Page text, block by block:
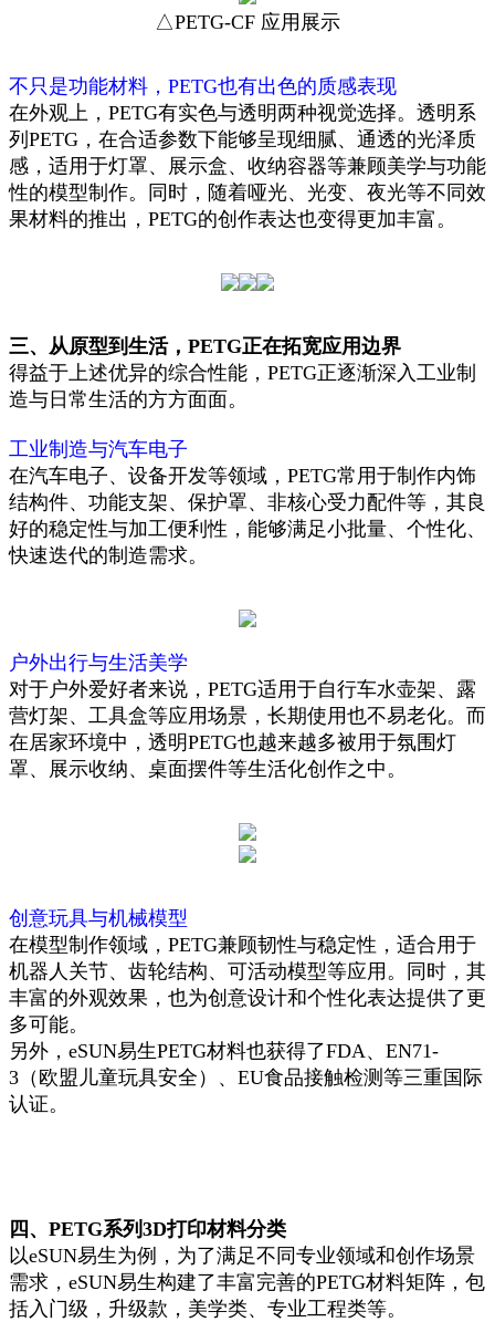
△PETG-CF 应用展示
不只是功能材料，PETG也有出色的质感表现
在外观上，PETG有实色与透明两种视觉选择。透明系
列PETG，在合适参数下能够呈现细腻、通透的光泽质
感，适用于灯罩、展示盒、收纳容器等兼顾美学与功能
性的模型制作。同时，随着哑光、光变、夜光等不同效
果材料的推出，PETG的创作表达也变得更加丰富。
三、从原型到生活，PETG正在拓宽应用边界
得益于上述优异的综合性能，PETG正逐渐深入工业制
造与日常生活的方方面面。
工业制造与汽车电子
在汽车电子、设备开发等领域，PETG常用于制作内饰
结构件、功能支架、保护罩、非核心受力配件等，其良
好的稳定性与加工便利性，能够满足小批量、个性化、
快速迭代的制造需求。
户外出行与生活美学
对于户外爱好者来说，PETG适用于自行车水壶架、露
营灯架、工具盒等应用场景，长期使用也不易老化。而
在居家环境中，透明PETG也越来越多被用于氛围灯
罩、展示收纳、桌面摆件等生活化创作之中。
创意玩具与机械模型
在模型制作领域，PETG兼顾韧性与稳定性，适合用于
机器人关节、齿轮结构、可活动模型等应用。同时，其
丰富的外观效果，也为创意设计和个性化表达提供了更
多可能。
另外，eSUN易生PETG材料也获得了FDA、EN71-
3（欧盟儿童玩具安全）、EU食品接触检测等三重国际
认证。
四、PETG系列3D打印材料分类
以eSUN易生为例，为了满足不同专业领域和创作场景
需求，eSUN易生构建了丰富完善的PETG材料矩阵，包
括入门级，升级款，美学类、专业工程类等。